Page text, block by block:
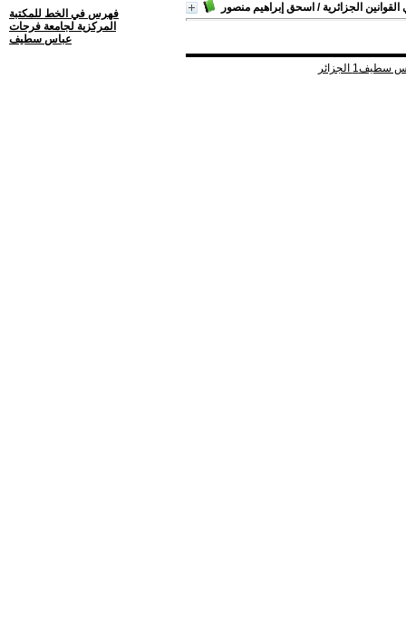
الجزائرية / اسحق إبراهيم منصور
فهرس في الخط للمكتبة
المركزية لجامعة فرحات
عباس سطيف